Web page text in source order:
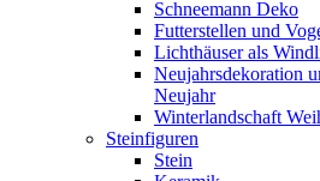
Schneemann Deko
Futterstellen und
Lichthäuser als
Neujahrsdekoration
Neujahr
Winterlandschaft
Steinfiguren
Stein